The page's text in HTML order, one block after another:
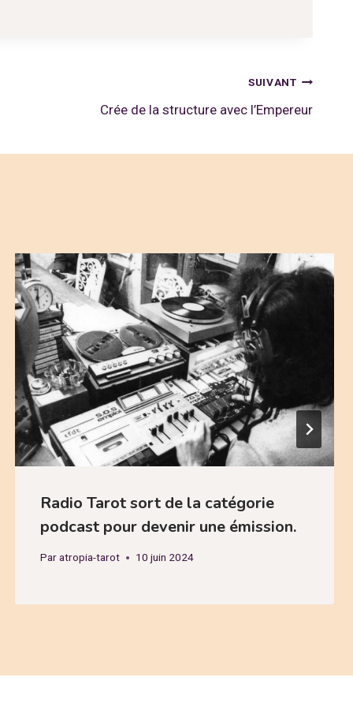
SUIVANT
Crée de la structure avec l’Empereur
Radio Tarot sort de la catégorie
podcast pour devenir une émission.
Par atropia-tarot 10 juin 2024